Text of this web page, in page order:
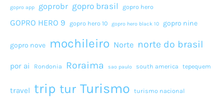
gopro app goprobr gopro brasil gopro hero
GOPRO HERO 9 gopro hero 10 gopro hero black 10 gopro nine
gopro nove mochileiro Norte norte do brasil
por ai Rondonia Roraima sao paulo south america tepequem
travel trip tur Turismo turismo nacional